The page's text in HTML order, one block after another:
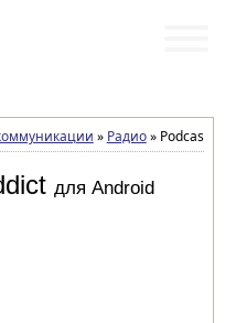
» Радио»Podcast &
для Android